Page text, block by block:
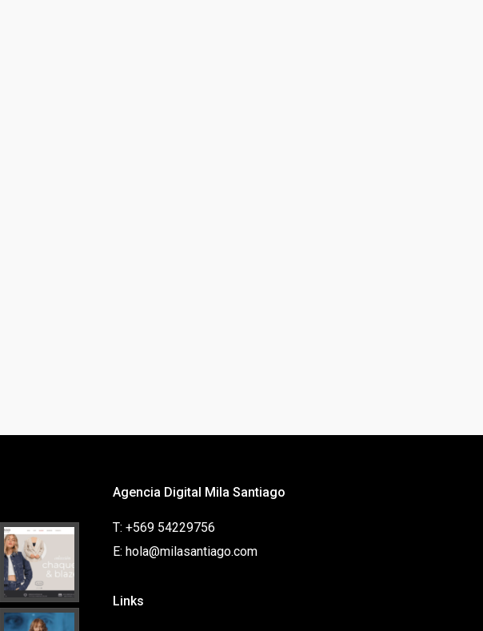
Agencia Digital Mila Santiago
T: +569 54229756
E: hola@milasantiago.com
Links